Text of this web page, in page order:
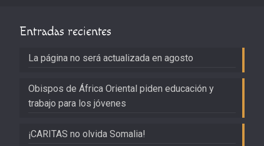
Entradas recientes
La página no será actualizada en agosto
Obispos de África Oriental piden educación y
trabajo para los jóvenes
¡CARITAS no olvida Somalia!